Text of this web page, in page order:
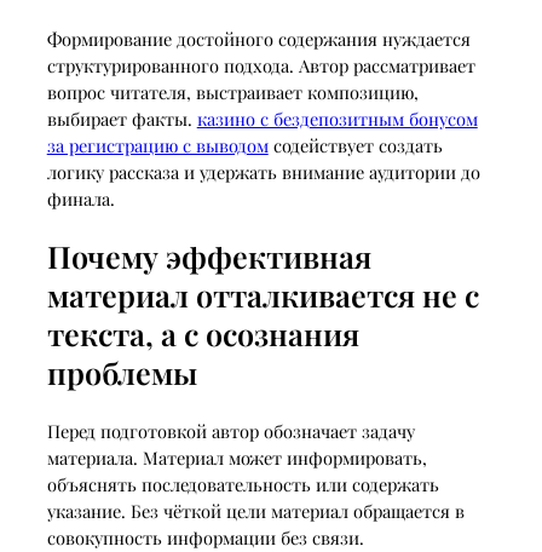
Формирование достойного содержания нуждается
структурированного подхода. Автор рассматривает
вопрос читателя, выстраивает композицию,
выбирает факты. казино с бездепозитным бонусом
за регистрацию с выводомсодействует создать
логику рассказа и удержать внимание аудитории до
финала.
Почему эффективная
материал отталкивается не с
текста, а с осознания
проблемы
Перед подготовкой автор обозначает задачу
материала. Материал может информировать,
объяснять последовательность или содержать
указание. Без чёткой цели материал обращается в
совокупность информации без связи.